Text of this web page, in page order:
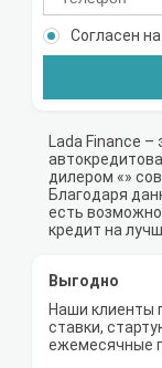
Согласен на
Lada Finance –
дилером «»
Благодаря
есть
кредит на
Выгодно
Наши клиенты
ставки,
ежемесячные